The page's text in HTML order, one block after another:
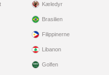
Kæledyr
Brasilien
Filippinerne
Libanon
Golfen